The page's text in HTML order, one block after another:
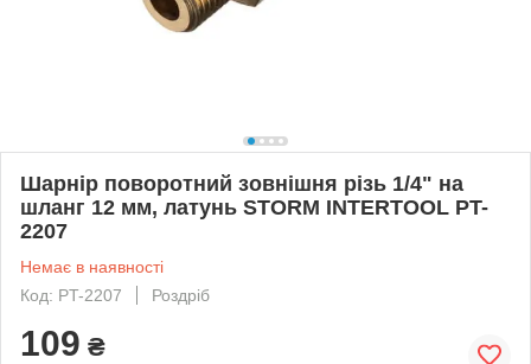
Шарнір поворотний зовнішня різь 1/4" на
шланг 12 мм, латунь STORM INTERTOOL PT-
2207
Немає в наявності
Код: PT-2207
Роздріб
109 ₴